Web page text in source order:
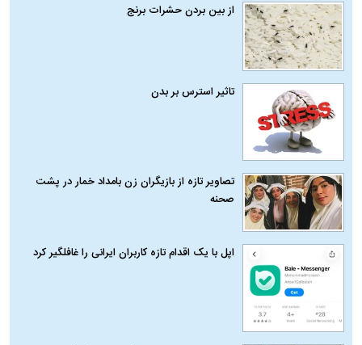
از بین بردن حشرات برنج
تاثیر استرس بر بدن
تصاویر تازه از بازیگران زن بامداد خمار در پشت
صحنه
اپل با یک اقدام تازه کاربران ایرانی را غافلگیر کرد